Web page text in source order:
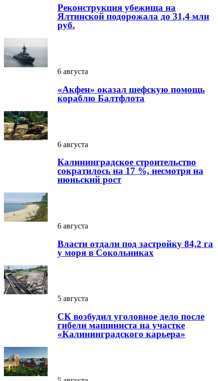
Реконструкция убежища на
Ялтинской подорожала до 31,4 млн
руб.
6 августа
«Акфен» оказал шефскую помощь
кораблю Балтфлота
6 августа
Калининградское строительство
сократилось на 17 %, несмотря на
июньский рост
6 августа
Власти отдали под застройку 84,2 га
у моря в Сокольниках
5 августа
СК возбудил уголовное дело после
гибели машиниста на участке
«Калининградского карьера»